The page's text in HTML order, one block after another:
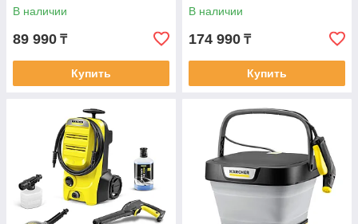
В наличии
89 990 ₸
Купить
В наличии
174 990 ₸
Купить